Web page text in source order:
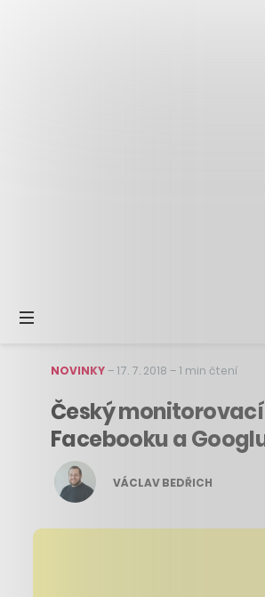
NOVINKY–17. 7. 2018 –1 min čtení
Český
Facebooku a
VÁCLAV BEDŘICH